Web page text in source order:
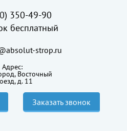
350-49-90
бесплатный
strop.ru
Адрес:
Восточный
д. 11
Заказать звонок